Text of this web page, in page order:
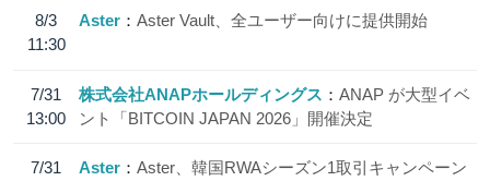
8/3
11:30
Aster Aster Vault、全ユーザー向けに提供開始
7/31
13:00
株式会社ANAPホールディングス
ANAP が大型イベ
ント「BITCOIN JAPAN 2026」開催決定
7/31
Aster
Aster、韓国RWAシーズン1取引キャンペーン